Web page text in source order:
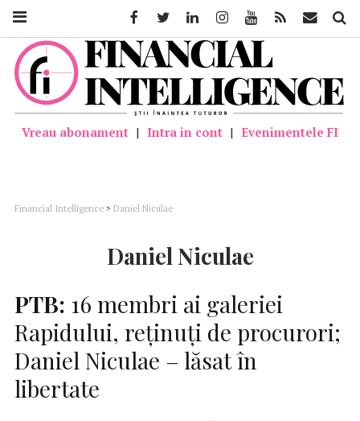
Vreau abonament | Intra in cont | Evenimentele FI
Financial Intelligence > Daniel Niculae
Daniel Niculae
PTB: 16 membri ai galeriei
Rapidului, reţinuţi de procurori;
Daniel Niculae – lăsat în
libertate
FacebookTwitter LinkedinInstagramYoutube Feed Mail